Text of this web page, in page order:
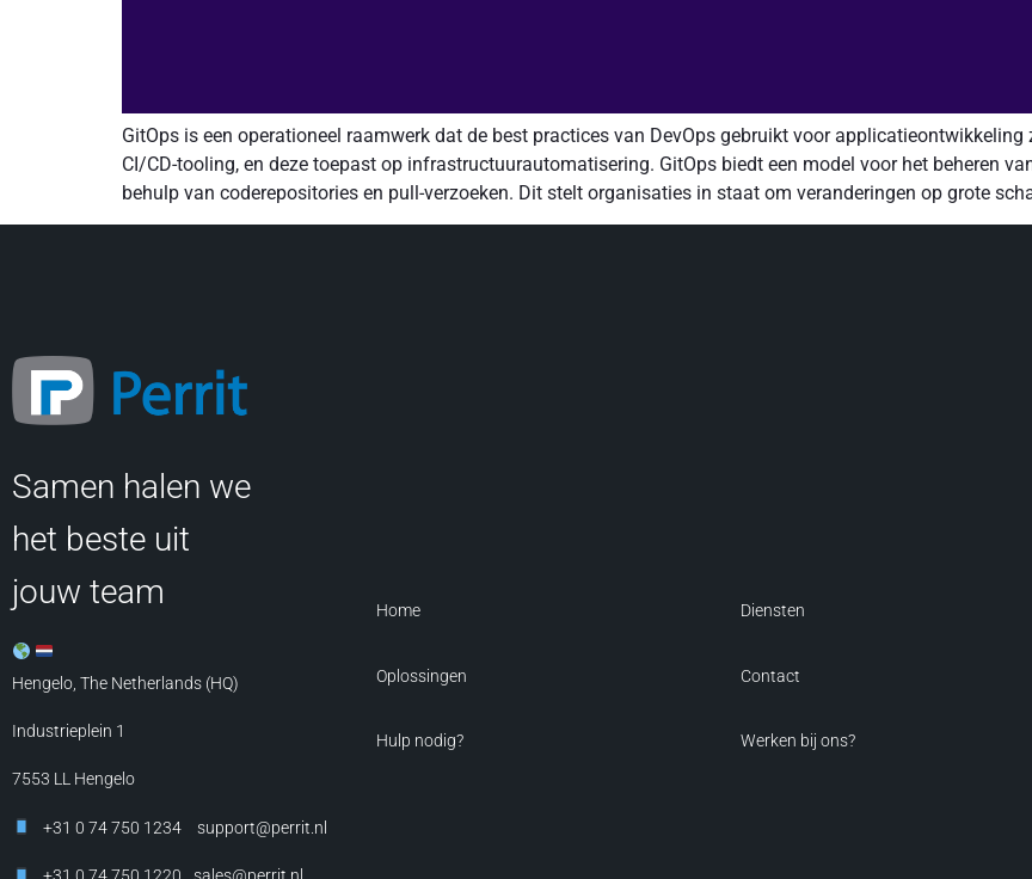
GitOps is een operationeel raamwerk dat de best practices van DevOps gebruikt voor
CI/CD-tooling, en deze toepast op infrastructuurautomatisering. GitOps biedt een model voor het beheren
behulp van coderepositories en pull-verzoeken. Dit stelt organisaties in staat om veranderingen op grote
Samen halen we
het beste uit
jouw team
Hengelo, The Netherlands (HQ)
Industrieplein 1
7553 LL Hengelo
+31 0 74 750 1234 support@perrit.nl
Home
Oplossingen
Hulp nodig?
Diensten
Contact
Werken bij ons?